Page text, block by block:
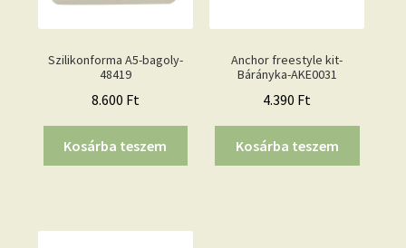
Szilikonforma A5-bagoly-
48419
8.600 Ft
Kosárba teszem
Anchor freestyle kit-
Bárányka-AKE0031
4.390 Ft
Kosárba teszem